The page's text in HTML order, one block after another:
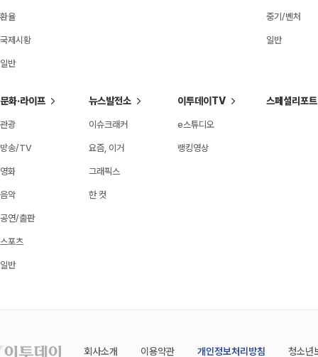
환율
국제시황
일반
중기/벤처
일반
문화·라이프
관광
방송/TV
영화
음악
공연/출판
스포츠
일반
뉴스발전소
이슈크래커
요즘, 이거
그래픽스
한 컷
이투데이TV
e스튜디오
랭킹영상
스페셜리포트
회사소개 이용약관 개인정보처리방침 청소년